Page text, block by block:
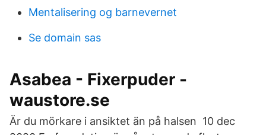
Mentalisering og barnevernet
Se domain sas
Asabea - Fixerpuder -
waustore.se
Är du mörkare i ansiktet än på halsen 10 dec